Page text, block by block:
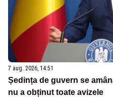
7 aug. 2026, 14:51
Ședința de guvern se
nu a obținut toate avizele